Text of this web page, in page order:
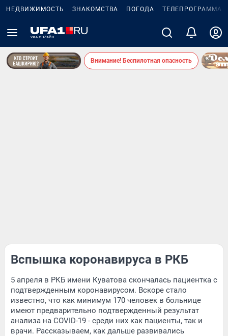
НЕДВИЖИМОСТЬ ЗНАКОМСТВА ПОГОДА ТЕЛЕПРОГРАММА
Внимание! Беспилотная опасность
Вспышка коронавируса в РКБ
5 апреля в РКБ имени Куватова скончалась пациентка с
подтвержденным коронавирусом. Вскоре стало
известно, что как минимум 170 человек в больнице
имеют предварительно подтвержденный результат
анализа на COVID-19 - среди них как пациенты, так и
врачи. Рассказываем, как дальше развивались